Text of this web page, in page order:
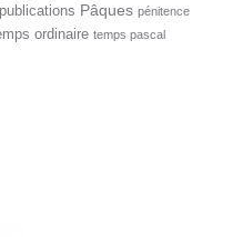
publications Pâques pénitence
ordinaire temps pascal